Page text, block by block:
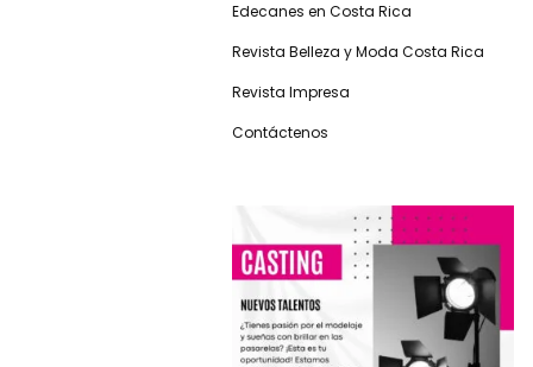
Edecanes en Costa Rica
Revista Belleza y Moda Costa Rica
Revista Impresa
Contáctenos